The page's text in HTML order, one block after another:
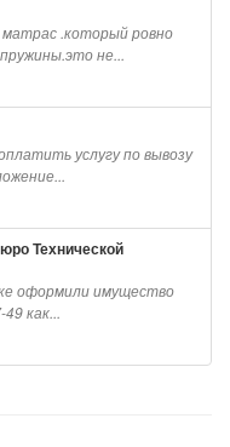
.который ровно
не...
услугу по вывозу
Технической
оформили имущество
как...